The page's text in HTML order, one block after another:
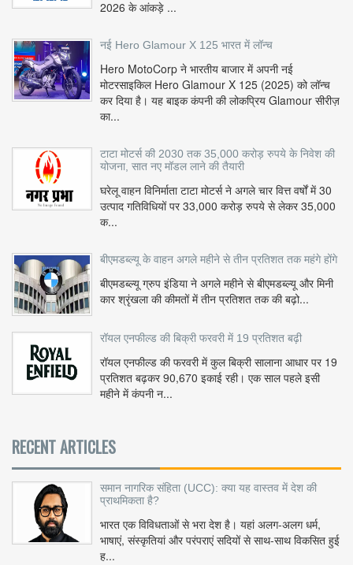
2026 के आंकड़े ...
नई Hero Glamour X 125 भारत में लॉन्च
Hero MotoCorp ने भारतीय बाजार में अपनी नई
मोटरसाइकिल Hero Glamour X 125 (2025) को लॉन्च
कर दिया है। यह बाइक कंपनी की लोकप्रिय Glamour सीरीज़
का...
टाटा मोटर्स की 2030 तक 35,000 करोड़ रुपये के निवेश की
योजना, सात नए मॉडल लाने की तैयारी
घरेलू वाहन विनिर्माता टाटा मोटर्स ने अगले चार वित्त वर्षों में 30
उत्पाद गतिविधियों पर 33,000 करोड़ रुपये से लेकर 35,000
क...
बीएमडब्ल्यू के वाहन अगले महीने से तीन प्रतिशत तक महंगे होंगे
बीएमडब्ल्यू ग्रुप इंडिया ने अगले महीने से बीएमडब्ल्यू और मिनी
कार श्रृंखला की कीमतों में तीन प्रतिशत तक की बढ़ो...
रॉयल एनफील्ड की बिक्री फरवरी में 19 प्रतिशत बढ़ी
रॉयल एनफील्ड की फरवरी में कुल बिक्री सालाना आधार पर 19
प्रतिशत बढ़कर 90,670 इकाई रही। एक साल पहले इसी
महीने में कंपनी न...
RECENT ARTICLES
समान नागरिक संहिता (UCC): क्या यह वास्तव में देश की
प्राथमिकता है?
भारत एक विविधताओं से भरा देश है। यहां अलग-अलग धर्म,
भाषाएं, संस्कृतियां और परंपराएं सदियों से साथ-साथ विकसित हुई
ह...